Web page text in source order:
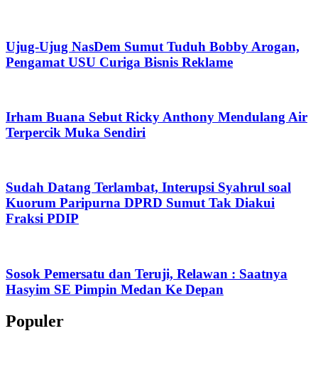
Ujug-Ujug NasDem Sumut Tuduh Bobby Arogan,
Pengamat USU Curiga Bisnis Reklame
Irham Buana Sebut Ricky Anthony Mendulang Air
Terpercik Muka Sendiri
Sudah Datang Terlambat, Interupsi Syahrul soal
Kuorum Paripurna DPRD Sumut Tak Diakui
Fraksi PDIP
Sosok Pemersatu dan Teruji, Relawan : Saatnya
Hasyim SE Pimpin Medan Ke Depan
Populer